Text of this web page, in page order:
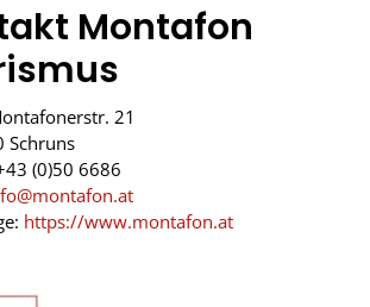
Montafon
21
Schruns
(0)50 6686
https://www.montafon.at